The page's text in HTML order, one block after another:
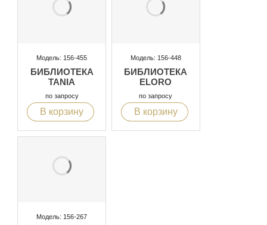
Модель: 156-455
БИБЛИОТЕКА
TANIA
по запросу
В корзину
Модель: 156-448
БИБЛИОТЕКА
ELORO
по запросу
В корзину
Модель: 156-267